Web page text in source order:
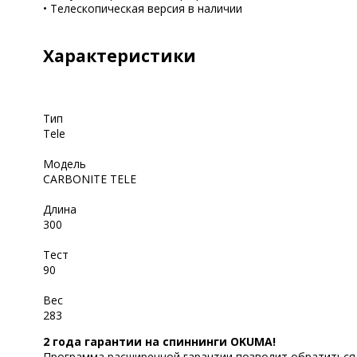
• Телескопическая версия в наличии
Характеристики
Тип
Tele
Модель
CARBONITE TELE
Длина
300
Тест
90
Вес
283
2 года гарантии на спиннинги OKUMA!